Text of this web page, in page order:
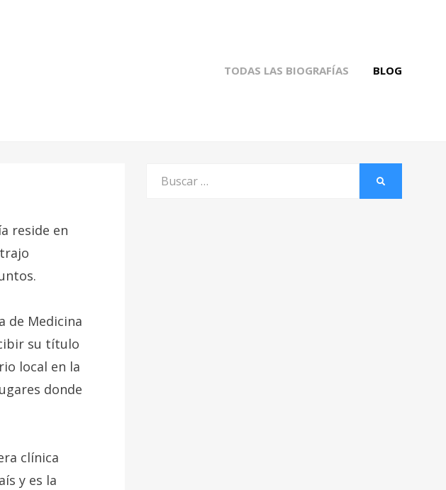
TODAS LAS BIOGRAFÍAS BLOG
reside en
de Medicina
su título
local en la
donde
clínica
y es la
Buscar